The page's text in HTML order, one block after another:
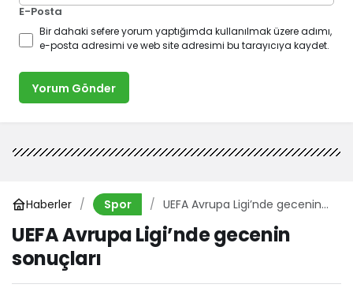
E-Posta
Bir dahaki sefere yorum yaptığımda kullanılmak üzere adımı,
e-posta adresimi ve web site adresimi bu tarayıcıya kaydet.
Yorum Gönder
Haberler Spor
UEFA Avrupa Ligi’nde gecenin
UEFA Avrupa Ligi’nde gecenin
sonuçları